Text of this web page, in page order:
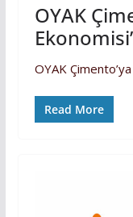
OYAK
OYAK
Read More